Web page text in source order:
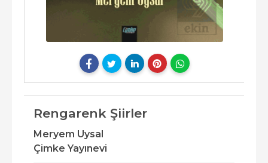
Rengarenk Şiirler
Meryem Uysal
Çimke Yayınevi